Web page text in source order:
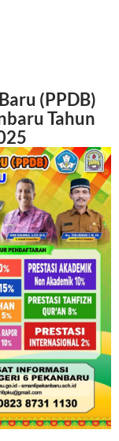
(PPDB)
Tahun